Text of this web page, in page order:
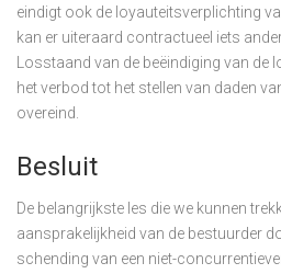
eindigt ook de loyauteitsverplichting
kan er uiteraard contractueel iets
Losstaand van de beëindiging van
het verbod tot het stellen van daden
overeind.
Besluit
De belangrijkste les die we kunnen
aansprakelijkheid van de bestuurder
schending van een niet-